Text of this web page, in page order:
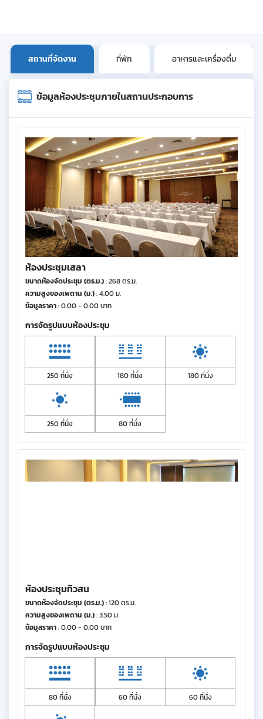
สถานที่จัดงาน ที่พัก อาหารและเครื่องดื่ม
ข้อมูลห้องประชุมภายในสถานประกอบการ
ห้องประชุมเสลา
ขนาดห้องจัดประชุม (ตร.ม.): 268 ตร.ม.
ความสูงของเพดาน (ม.): 4.00 ม.
ข้อมูลราคา: 0.00 - 0.00 บาท
การจัดรูปแบบห้องประชุม
250 ที่นั่ง 180 ที่นั่ง 180 ที่นั่ง
250 ที่นั่ง 80 ที่นั่ง
ห้องประชุมทิวสน
ขนาดห้องจัดประชุม (ตร.ม.): 120 ตร.ม.
ความสูงของเพดาน (ม.): 3.50 ม.
ข้อมูลราคา: 0.00 - 0.00 บาท
การจัดรูปแบบห้องประชุม
80 ที่นั่ง 60 ที่นั่ง 60 ที่นั่ง